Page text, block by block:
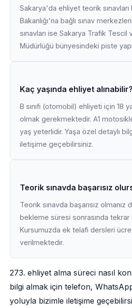
Sakarya'da ehliyet teorik sınavları
Bakanlığı'na bağlı sınav
sınavları ise Sakarya Trafik
Müdürlüğü bünyesindeki piste
Kaç yaşında ehliyet alınabilir?
B sınıfı (otomobil) ehliyeti için 18
olmak gerekmektedir. A1
yaş yeterlidir. Yaşa özel detaylı
iletişime geçebilirsiniz.
Teorik sınavda başarısız
Teorik sınavda başarısız olmanız
bekleme süresi sonrasında tekrar
Kursumuzda ek telafi dersleri
verilmektedir.
273. ehliyet alma süreci nasıl
bilgi almak için telefon,
yoluyla bizimle iletişime